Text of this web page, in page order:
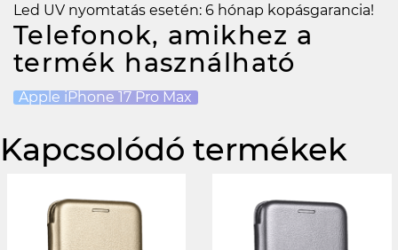
Led UV nyomtatás esetén: 6 hónap kopásgarancia!
Telefonok, amikhez a
termék használható
Apple iPhone 17 Pro Max
Kapcsolódó termékek